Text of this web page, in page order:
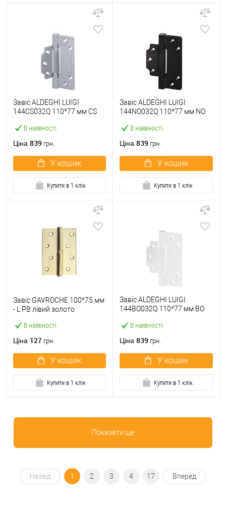
В наявності
Завіс ALDEGHI LUIGI
144CS032Q 110*77 мм CS
Ціна 839 грн.
У кошик
Купити в 1 клік
В наявності
Завіс ALDEGHI LUIGI
144NO032Q 110*77 мм NO
Ціна 839 грн.
У кошик
Купити в 1 клік
В наявності
Завіс GAVROCHE 100*75 мм
- L PВ лівий золото
Ціна 127 грн.
У кошик
Купити в 1 клік
В наявності
Завіс ALDEGHI LUIGI
144BO032Q 110*77 мм BO
Ціна 839 грн.
У кошик
Купити в 1 клік
Показати ще
Назад 1 2 3 4 17 Вперед